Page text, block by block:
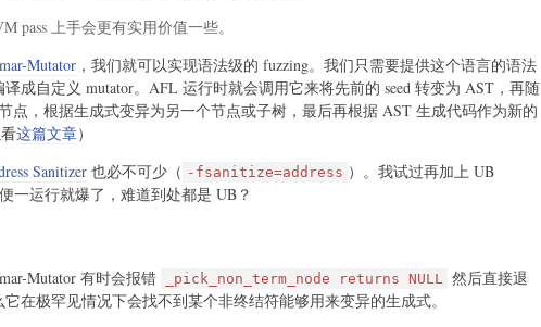
pass 上手会更有实用价值一些。
Mutator ，我们就可以实现语法级的 fuzzing。我们只需要提供这个语言的语法
成自定义 mutator。AFL 运行时就会调用它来将先前的 seed 转变为 AST，再随
点，根据生成式变异为另一个节点或子树，最后再根据 AST 生成代码作为新的
这篇文章）
Sanitizer 也必不可少（ -fsanitize=address ）。我试过再加上 UB
一运行就爆了，难道到处都是 UB？
Mutator 有时会报错 _pick_non_term_node returns NULL 然后直接退
在极罕见情况下会找不到某个非终结符能够用来变异的生成式。